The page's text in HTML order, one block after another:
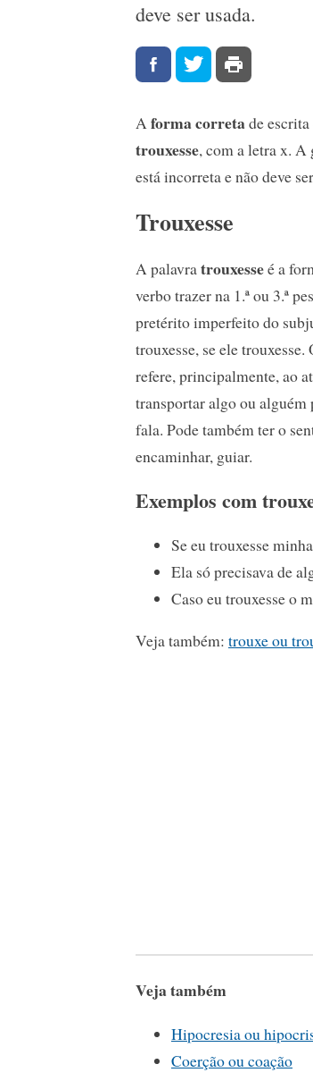
deve ser usada.
Aforma corretade
trouxesse, com a letra x. A
está incorreta e não deve
Trouxesse
A palavra trouxesseé a
verbo trazer na 1.ª ou 3.ª
pretérito imperfeito do
trouxesse, se ele trouxesse.
refere, principalmente, ao
transportar algo ou alguém
fala. Pode também ter o
encaminhar, guiar.
Exemplos com
Se eu trouxesse
Ela só precisava de
Caso eu trouxesse o
Veja também: trouxe ou
Veja também
Hipocresia ou
Coerção ou coação